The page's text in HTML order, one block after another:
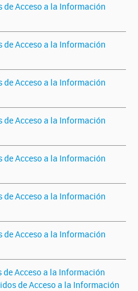
de Acceso a la Información
de Acceso a la Información
de Acceso a la Información
de Acceso a la Información
de Acceso a la Información
de Acceso a la Información
de Acceso a la Información
de Acceso a la Información
de Acceso a la Información